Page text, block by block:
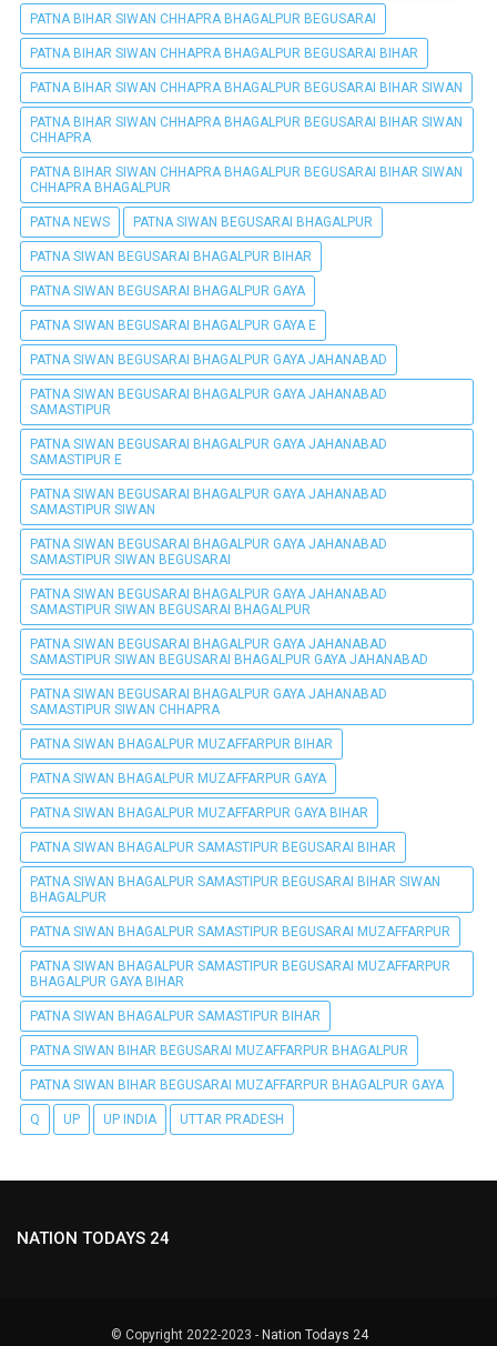
PATNA BIHAR SIWAN CHHAPRA BHAGALPUR BEGUSARAI
PATNA BIHAR SIWAN CHHAPRA BHAGALPUR BEGUSARAI BIHAR
PATNA BIHAR SIWAN CHHAPRA BHAGALPUR BEGUSARAI BIHAR SIWAN
PATNA BIHAR SIWAN CHHAPRA BHAGALPUR BEGUSARAI BIHAR SIWAN
CHHAPRA
PATNA BIHAR SIWAN CHHAPRA BHAGALPUR BEGUSARAI BIHAR SIWAN
CHHAPRA BHAGALPUR
PATNA NEWS PATNA SIWAN BEGUSARAI BHAGALPUR
PATNA SIWAN BEGUSARAI BHAGALPUR BIHAR
PATNA SIWAN BEGUSARAI BHAGALPUR GAYA
PATNA SIWAN BEGUSARAI BHAGALPUR GAYA E
PATNA SIWAN BEGUSARAI BHAGALPUR GAYA JAHANABAD
PATNA SIWAN BEGUSARAI BHAGALPUR GAYA JAHANABAD
SAMASTIPUR
PATNA SIWAN BEGUSARAI BHAGALPUR GAYA JAHANABAD
SAMASTIPUR E
PATNA SIWAN BEGUSARAI BHAGALPUR GAYA JAHANABAD
SAMASTIPUR SIWAN
PATNA SIWAN BEGUSARAI BHAGALPUR GAYA JAHANABAD
SAMASTIPUR SIWAN BEGUSARAI
PATNA SIWAN BEGUSARAI BHAGALPUR GAYA JAHANABAD
SAMASTIPUR SIWAN BEGUSARAI BHAGALPUR
PATNA SIWAN BEGUSARAI BHAGALPUR GAYA JAHANABAD
SAMASTIPUR SIWAN BEGUSARAI BHAGALPUR GAYA JAHANABAD
PATNA SIWAN BEGUSARAI BHAGALPUR GAYA JAHANABAD
SAMASTIPUR SIWAN CHHAPRA
PATNA SIWAN BHAGALPUR MUZAFFARPUR BIHAR
PATNA SIWAN BHAGALPUR MUZAFFARPUR GAYA
PATNA SIWAN BHAGALPUR MUZAFFARPUR GAYA BIHAR
PATNA SIWAN BHAGALPUR SAMASTIPUR BEGUSARAI BIHAR
PATNA SIWAN BHAGALPUR SAMASTIPUR BEGUSARAI BIHAR SIWAN
BHAGALPUR
PATNA SIWAN BHAGALPUR SAMASTIPUR BEGUSARAI MUZAFFARPUR
PATNA SIWAN BHAGALPUR SAMASTIPUR BEGUSARAI MUZAFFARPUR
BHAGALPUR GAYA BIHAR
PATNA SIWAN BHAGALPUR SAMASTIPUR BIHAR
PATNA SIWAN BIHAR BEGUSARAI MUZAFFARPUR BHAGALPUR
PATNA SIWAN BIHAR BEGUSARAI MUZAFFARPUR BHAGALPUR GAYA
Q UP UP INDIA UTTAR PRADESH
NATION TODAYS 24
© Copyright 2022-2023 - Nation Todays 24